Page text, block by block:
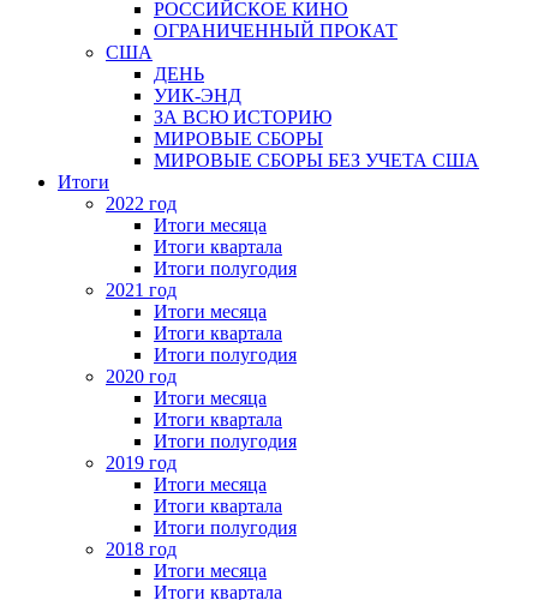
РОССИЙСКОЕ КИНО
ОГРАНИЧЕННЫЙ ПРОКАТ
США
ДЕНЬ
УИК-ЭНД
ЗА ВСЮ ИСТОРИЮ
МИРОВЫЕ СБОРЫ
МИРОВЫЕ СБОРЫ БЕЗ УЧЕТА США
Итоги
2022 год
Итоги месяца
Итоги квартала
Итоги полугодия
2021 год
Итоги месяца
Итоги квартала
Итоги полугодия
2020 год
Итоги месяца
Итоги квартала
Итоги полугодия
2019 год
Итоги месяца
Итоги квартала
Итоги полугодия
2018 год
Итоги месяца
Итоги квартала